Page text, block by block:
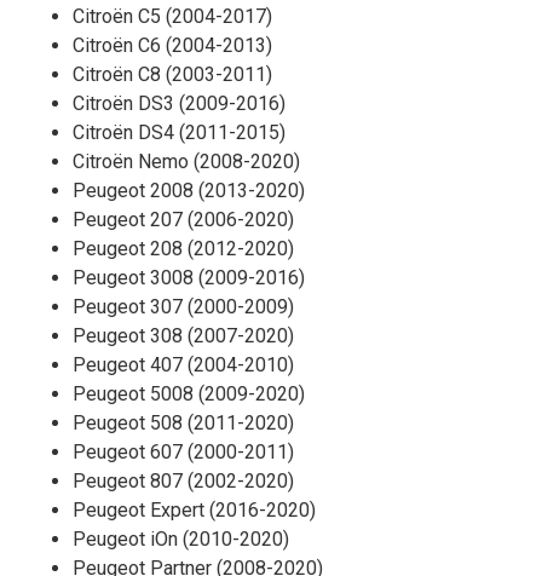
Citroën C5 (2004-2017)
Citroën C6 (2004-2013)
Citroën C8 (2003-2011)
Citroën DS3 (2009-2016)
Citroën DS4 (2011-2015)
Citroën Nemo (2008-2020)
Peugeot 2008 (2013-2020)
Peugeot 207 (2006-2020)
Peugeot 208 (2012-2020)
Peugeot 3008 (2009-2016)
Peugeot 307 (2000-2009)
Peugeot 308 (2007-2020)
Peugeot 407 (2004-2010)
Peugeot 5008 (2009-2020)
Peugeot 508 (2011-2020)
Peugeot 607 (2000-2011)
Peugeot 807 (2002-2020)
Peugeot Expert (2016-2020)
Peugeot iOn (2010-2020)
Peugeot Partner (2008-2020)